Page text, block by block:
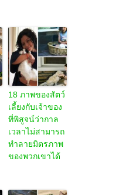
18 ภาพของสัตว์
เลี้ยงกับเจ้าของ
ที่พิสูจน์ว่ากาล
เวลาไม่สามารถ
ทำลายมิตรภาพ
ของพวกเขาได้